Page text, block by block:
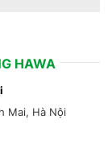
HAWA
Mai, Hà Nội